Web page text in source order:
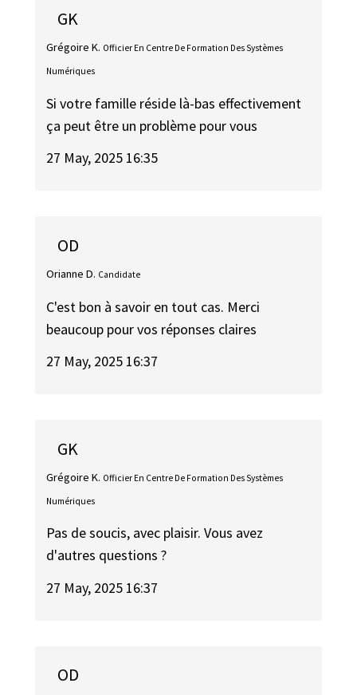
GK
Grégoire K. Officier En Centre De Formation Des Systèmes
Numériques
Si votre famille réside là-bas effectivement
ça peut être un problème pour vous
27 May, 2025 16:35
OD
Orianne D. Candidate
C'est bon à savoir en tout cas. Merci
beaucoup pour vos réponses claires
27 May, 2025 16:37
GK
Grégoire K. Officier En Centre De Formation Des Systèmes
Numériques
Pas de soucis, avec plaisir. Vous avez
d'autres questions ?
27 May, 2025 16:37
OD